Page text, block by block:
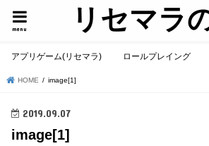
リセマラ
menu
アプリゲーム(リセマラ) ロールプレイング
HOME image[1]
2019.09.07
image[1]